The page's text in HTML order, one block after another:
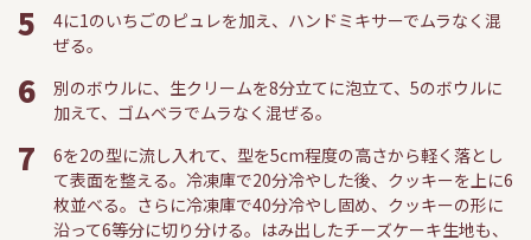
5
4に1のいちごのピュレを加え、ハンドミキサーでムラなく混
ぜる。
6
別のボウルに、生クリームを8分立てに泡立て、5のボウルに
加えて、ゴムベラでムラなく混ぜる。
7
6を2の型に流し入れて、型を5cm程度の高さから軽く落とし
て表面を整える。冷凍庫で20分冷やした後、クッキーを上に6
枚並べる。さらに冷凍庫で40分冷やし固め、クッキーの形に
沿って6等分に切り分ける。はみ出したチーズケーキ生地も、